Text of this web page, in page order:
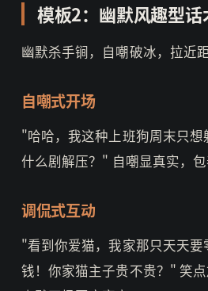
模板2：幽默风趣型话
幽默杀手锏，自嘲破冰，拉近距
自嘲式开场
"哈哈，我这种上班狗周末只
什么剧解压？" 自嘲显真实，包
调侃式互动
"看到你爱猫，我家那只天天
钱！你家猫主子贵不贵？" 笑点